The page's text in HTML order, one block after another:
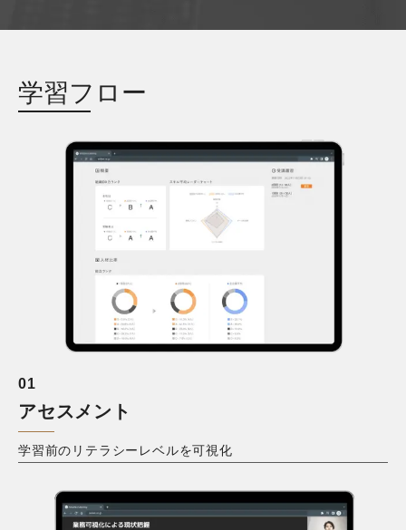
学習フロー
01
アセスメント
学習前のリテラシーレベルを可視化